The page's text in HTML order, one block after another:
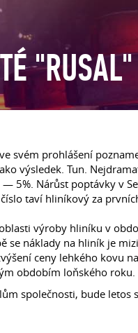
ve svém prohlášení
výsledek. Tun.
— 5%. Nárůst poptávky v
taví hliníkový za
výroby hliníku v
se náklady na hliník je
ceny lehkého kovu
obdobím loňského roku.
společnosti, bude